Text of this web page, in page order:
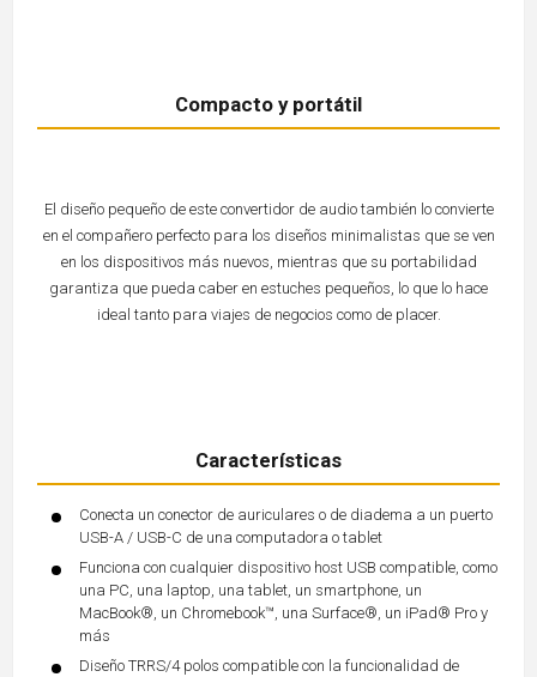
Compacto y portátil
El diseño pequeño de este convertidor de audio también lo convierte
en el compañero perfecto para los diseños minimalistas que se ven
en los dispositivos más nuevos, mientras que su portabilidad
garantiza que pueda caber en estuches pequeños, lo que lo hace
ideal tanto para viajes de negocios como de placer.
Características
Conecta un conector de auriculares o de diadema a un puerto
USB-A / USB-C de una computadora o tablet
Funciona con cualquier dispositivo host USB compatible, como
una PC, una laptop, una tablet, un smartphone, un
MacBook®, un Chromebook™, una Surface®, un iPad® Pro y
más
Diseño TRRS/4 polos compatible con la funcionalidad de